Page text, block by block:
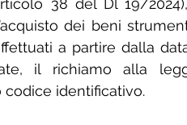
38 del Dl 19/
dei beni
a partire dalla
il richiamo alla
codice identificativo.